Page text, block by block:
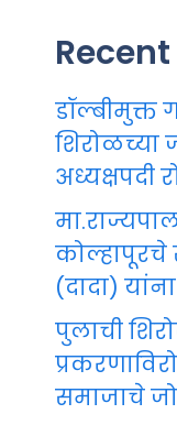
डॉल्बीमुक्त
शिरोळच्या
अध्यक्षपदी
मा.राज्यपाल
कोल्हापूरचे
(दादा)
पुलाची
समाजाचे